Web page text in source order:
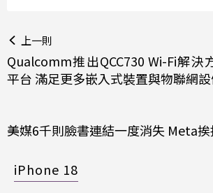
上一則
Qualcomm推出QCC730 Wi-Fi解決
平台 滿足更多嵌入式裝置與物聯網
美媒6千則臉書連結一度消失 Meta
iPhone 18